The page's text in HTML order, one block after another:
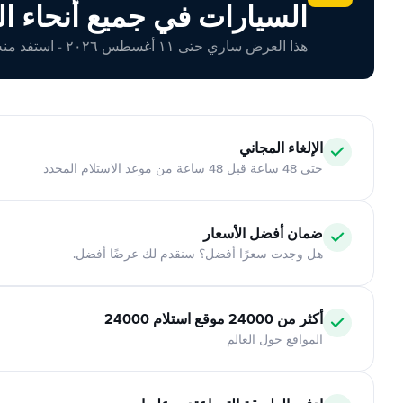
السيارات في جميع أنحاء
هذا العرض ساري حتى ١١ أغسطس ٢٠٢٦ - استفد منه اليوم!
الإلغاء المجاني
حتى 48 ساعة قبل 48 ساعة من موعد الاستلام المحدد
ضمان أفضل الأسعار
هل وجدت سعرًا أفضل؟ سنقدم لك عرضًا أفضل.
أكثر من 24000 موقع استلام 24000
المواقع حول العالم